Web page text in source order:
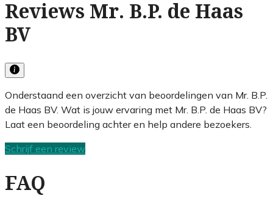
Reviews Mr. B.P. de Haas
BV
Onderstaand een overzicht van beoordelingen van Mr. B.P.
de Haas BV. Wat is jouw ervaring met Mr. B.P. de Haas BV?
Laat een beoordeling achter en help andere bezoekers.
Schrijf een review
FAQ